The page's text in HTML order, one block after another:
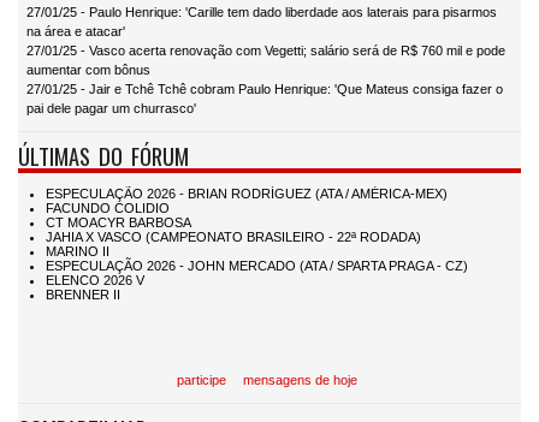
27/01/25 - Paulo Henrique: 'Carille tem dado liberdade aos laterais para pisarmos
na área e atacar'
27/01/25 - Vasco acerta renovação com Vegetti; salário será de R$ 760 mil e pode
aumentar com bônus
27/01/25 - Jair e Tchê Tchê cobram Paulo Henrique: 'Que Mateus consiga fazer o
pai dele pagar um churrasco'
ÚLTIMAS DO FÓRUM
participe mensagens de hoje